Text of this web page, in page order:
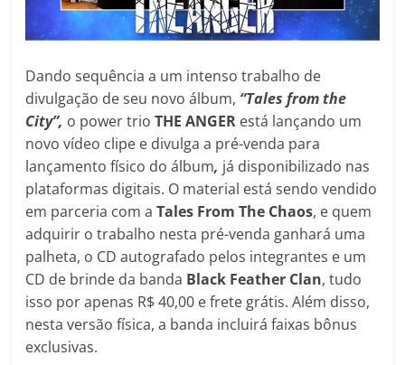
Dando sequência a um intenso trabalho de
divulgação de seu novo álbum, “Tales from the
City”, o power trioTHE ANGER está lançando um
novo vídeo clipe e divulga a pré-venda para
lançamento físico do álbum, já disponibilizado nas
plataformas digitais. O material está sendo vendido
em parceria com aTales From The Chaos, e quem
adquirir o trabalho nesta pré-venda ganhará uma
palheta, o CD autografado pelos integrantes e um
CD de brinde da banda Black Feather Clan, tudo
isso por apenas R$ 40,00 e frete grátis. Além disso,
nesta versão física, a banda incluirá faixas bônus
exclusivas.